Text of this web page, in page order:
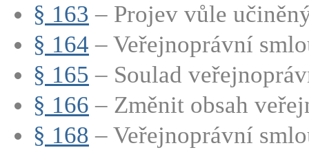
§ 163 – Projev vůle
§ 164 – Veřejnoprávní
§ 165 – Soulad
§ 166 – Změnit obsah
§ 168 – Veřejnoprávní